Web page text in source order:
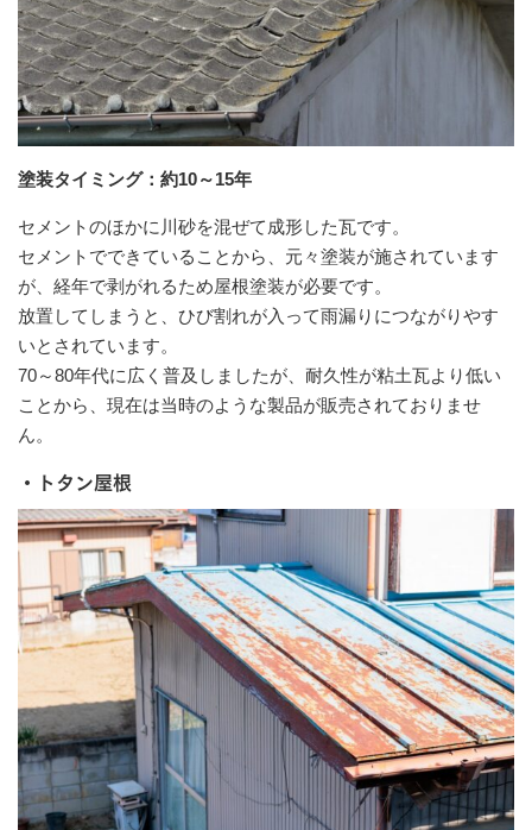
塗装タイミング：約10～15年
セメントのほかに川砂を混ぜて成形した瓦です。
セメントでできていることから、元々塗装が施されています
が、経年で剥がれるため屋根塗装が必要です。
放置してしまうと、ひび割れが入って雨漏りにつながりやす
いとされています。
70～80年代に広く普及しましたが、耐久性が粘土瓦より低い
ことから、現在は当時のような製品が販売されておりませ
ん。
・トタン屋根